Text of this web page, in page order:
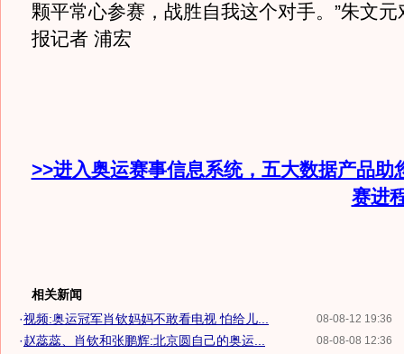
颗平常心参赛，战胜自我这个对手。”朱文
报记者 浦宏
>>进入奥运赛事信息系统，五大数据产品助
赛进
相关新闻
08-08-12 19:36
·视频:奥运冠军肖钦妈妈不敢看电视 怕给儿...
08-08-08 12:36
·赵蕊蕊、肖钦和张鹏辉:北京圆自己的奥运...